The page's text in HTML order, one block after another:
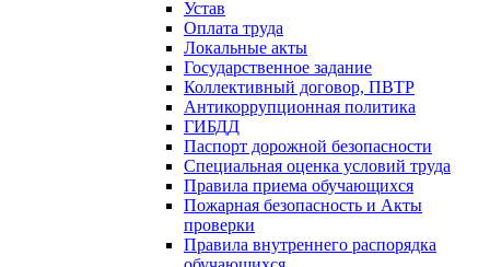
Устав
Оплата труда
Локальные акты
Государственное задание
Коллективный договор, ПВТР
Антикоррупционная политика
ГИБДД
Паспорт дорожной безопасности
Специальная оценка условий труда
Правила приема обучающихся
Пожарная безопасность и Акты
проверки
Правила внутреннего распорядка